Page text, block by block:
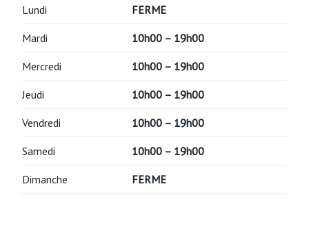
Lundi FERME
Mardi 10h00 – 19h00
Mercredi 10h00 – 19h00
Jeudi 10h00 – 19h00
Vendredi 10h00 – 19h00
Samedi 10h00 – 19h00
Dimanche FERME